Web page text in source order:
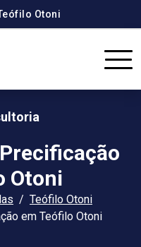
Otoni
Otoni
Teófilo Otoni
em Teófilo Otoni